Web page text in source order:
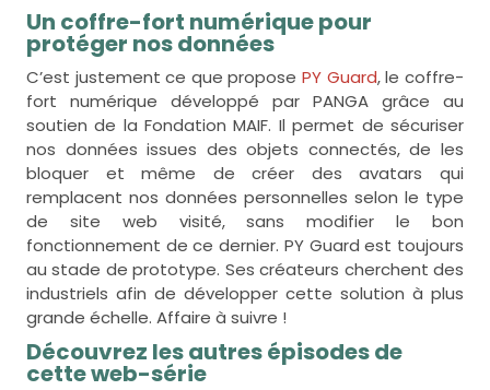
Un coffre-fort numérique pour
protéger nos données
C’est justement ce que proposePY Guard, le coffre-
fort numérique développé par PANGA grâce au
soutien de la Fondation MAIF. Il permet de sécuriser
nos données issues des objets connectés, de les
bloquer et même de créer des avatars qui
remplacent nos données personnelles selon le type
de site web visité, sans modifier le bon
fonctionnement de ce dernier. PY Guard est toujours
au stade de prototype. Ses créateurs cherchent des
industriels afin de développer cette solution à plus
grande échelle. Affaire à suivre !
Découvrez les autres épisodes de
cette web-série